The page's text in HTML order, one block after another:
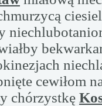
cewiłom
chórzystkę